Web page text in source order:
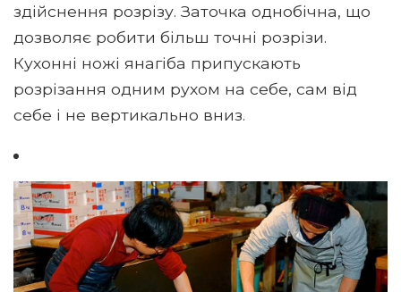
здійснення розрізу. Заточка однобічна, що
дозволяє робити більш точні розрізи.
Кухонні ножі янагіба припускають
розрізання одним рухом на себе, сам від
себе і не вертикально вниз.